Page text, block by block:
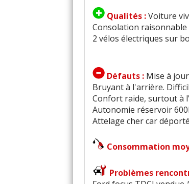
Qualités :Voiture
Consolation raisonnable
2 vélos électriques sur
Défauts : Mise à
Bruyant à l'arrière.
Confort raide, surtout à
Autonomie réservoir
Attelage cher car déporté
Consommation
Problèmes